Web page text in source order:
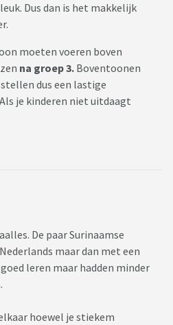
Dus dan is het makkelijk
moeten voeren boven
na groep 3. Boventoonen
dus een lastige
je kinderen niet uitdaagt
De paar Surinaamse
maar dan met een
leren maar hadden minder
hoewel je stiekem